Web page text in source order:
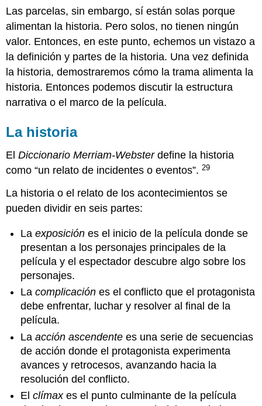
Las parcelas, sin embargo, sí están solas porque
alimentan la historia. Pero solos, no tienen ningún
valor. Entonces, en este punto, echemos un vistazo a
la definición y partes de la historia. Una vez definida
la historia, demostraremos cómo la trama alimenta la
historia. Entonces podemos discutir la estructura
narrativa o el marco de la película.
La historia
ElDiccionario Merriam-Websterdefine la historia
como “un relato de incidentes o eventos”.29
La historia o el relato de los acontecimientos se
pueden dividir en seis partes:
Laexposición es el inicio de la película donde se
presentan a los personajes principales de la
película y el espectador descubre algo sobre los
personajes.
Lacomplicación es el conflicto que el protagonista
debe enfrentar, luchar y resolver al final de la
película.
Laacción ascendente es una serie de secuencias
de acción donde el protagonista experimenta
avances y retrocesos, avanzando hacia la
resolución del conflicto.
Elclímaxes el punto culminante de la película